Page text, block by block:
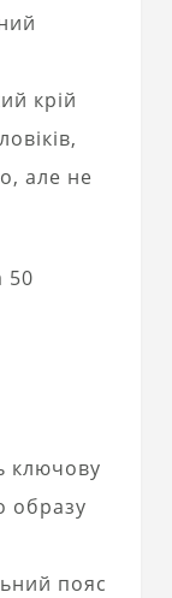
крій
але не
ключову
образу
пояс